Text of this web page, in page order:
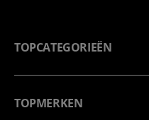
TOPCATEGORIEËN
TOPMERKEN